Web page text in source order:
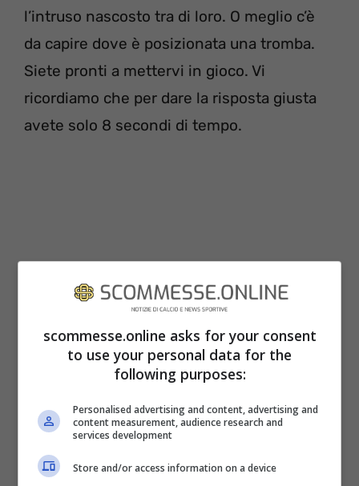
l’intruso nascosto tra di loro. O meglio c’è
da capire dove è posizionata una tromba.
Siete pronti a mettervi in gioco. Vi
ricordiamo che per dare la risposta giusta
avete solo 8 secondi di tempo.
Allora siete pronti? Prendete un
cellulare, impostate il timer e …
3, 2, 1…
scommesse.online asks for your consent
to use your personal data for the
following purposes:
Personalised advertising and content, advertising and
content measurement, audience research and
services development
Store and/or access information on a device